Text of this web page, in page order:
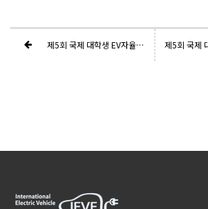
제5회 국제 대학생 EV자율주행 경진대회 오픈채팅방 개설